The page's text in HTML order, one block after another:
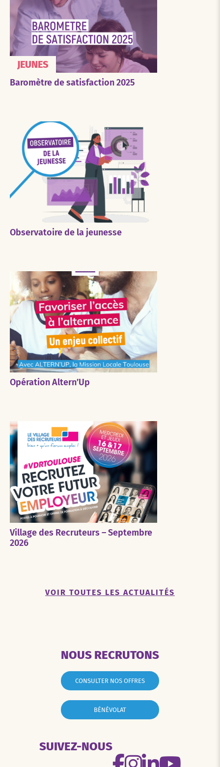
JEUNES
Baromètre de satisfaction 2025
Observatoire de la jeunesse
Opération Altern’Up
Village des Recruteurs – Septembre
2026
VOIR TOUTES LES ACTUALITÉS
NOUS RECRUTONS
CONSULTER NOS OFFRES
BÉNÉVOLAT
SUIVEZ-NOUS